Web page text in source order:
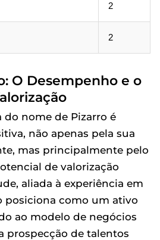
2
2
O Desempenho e o
do nome de Pizarro é
não apenas pela sua
mas principalmente pelo
de valorização
aliada à experiência em
posiciona como um ativo
ao modelo de negócios
prospecção de talentos